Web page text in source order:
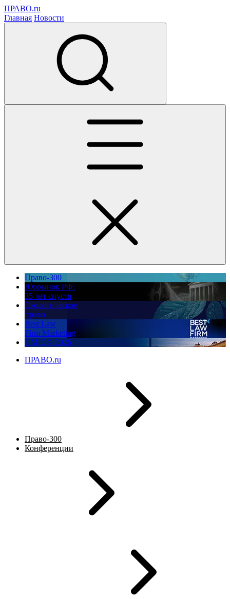
ПРАВО.ru
Главная Новости
Право-300
Юррынок РФ:
35 лет спустя
Экологическое
право
Best Law
Firm Marketing
ПМЮФ 2026
ПРАВО.ru
Право-300
Конференции